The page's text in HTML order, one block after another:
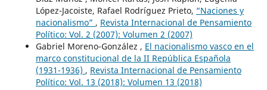
López-Jacoiste, Rafael Rodríguez Prieto, “Naciones y
nacionalismo” , Revista Internacional de Pensamiento
Político: Vol. 2 (2007): Volumen 2 (2007)
Gabriel Moreno-González , El nacionalismo vasco en el
marco constitucional de la II República Española
(1931-1936) , Revista Internacional de Pensamiento
Político: Vol. 13 (2018): Volumen 13 (2018)